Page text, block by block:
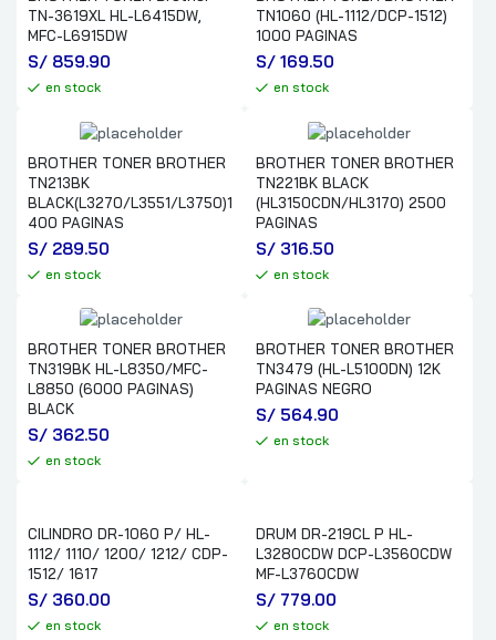
TN-3619XL HL-L6415DW,
MFC-L6915DW
S/ 859.90
en stock
TN1060 (HL-1112/DCP-1512)
1000 PAGINAS
S/ 169.50
en stock
BROTHER TONER BROTHER
TN213BK
BLACK(L3270/L3551/L3750)1
400 PAGINAS
S/ 289.50
en stock
BROTHER TONER BROTHER
TN221BK BLACK
(HL3150CDN/HL3170) 2500
PAGINAS
S/ 316.50
en stock
BROTHER TONER BROTHER
TN319BK HL-L8350/MFC-
L8850 (6000 PAGINAS)
BLACK
S/ 362.50
en stock
BROTHER TONER BROTHER
TN3479 (HL-L5100DN) 12K
PAGINAS NEGRO
S/ 564.90
en stock
CILINDRO DR-1060 P/ HL-
1112/ 1110/ 1200/ 1212/ CDP-
1512/ 1617
S/ 360.00
en stock
DRUM DR-219CL P HL-
L3280CDW DCP-L3560CDW
MF-L3760CDW
S/ 779.00
en stock